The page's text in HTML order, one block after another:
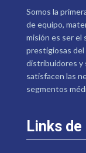
Somos la
de equipo,
misión es ser el
prestigiosas del
distribuidores y
satisfacen las
segmentos
Links